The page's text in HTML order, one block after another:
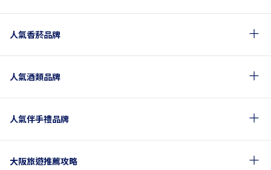
人氣香菸品牌
人氣酒類品牌
人氣伴手禮品牌
大阪旅遊推薦攻略